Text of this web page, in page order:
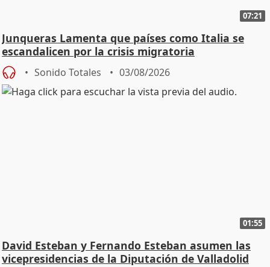
07:21
Junqueras Lamenta que países como Italia se
escandalicen por la crisis migratoria
Sonido Totales 03/08/2026
01:55
David Esteban y Fernando Esteban asumen las
vicepresidencias de la Diputación de Valladolid